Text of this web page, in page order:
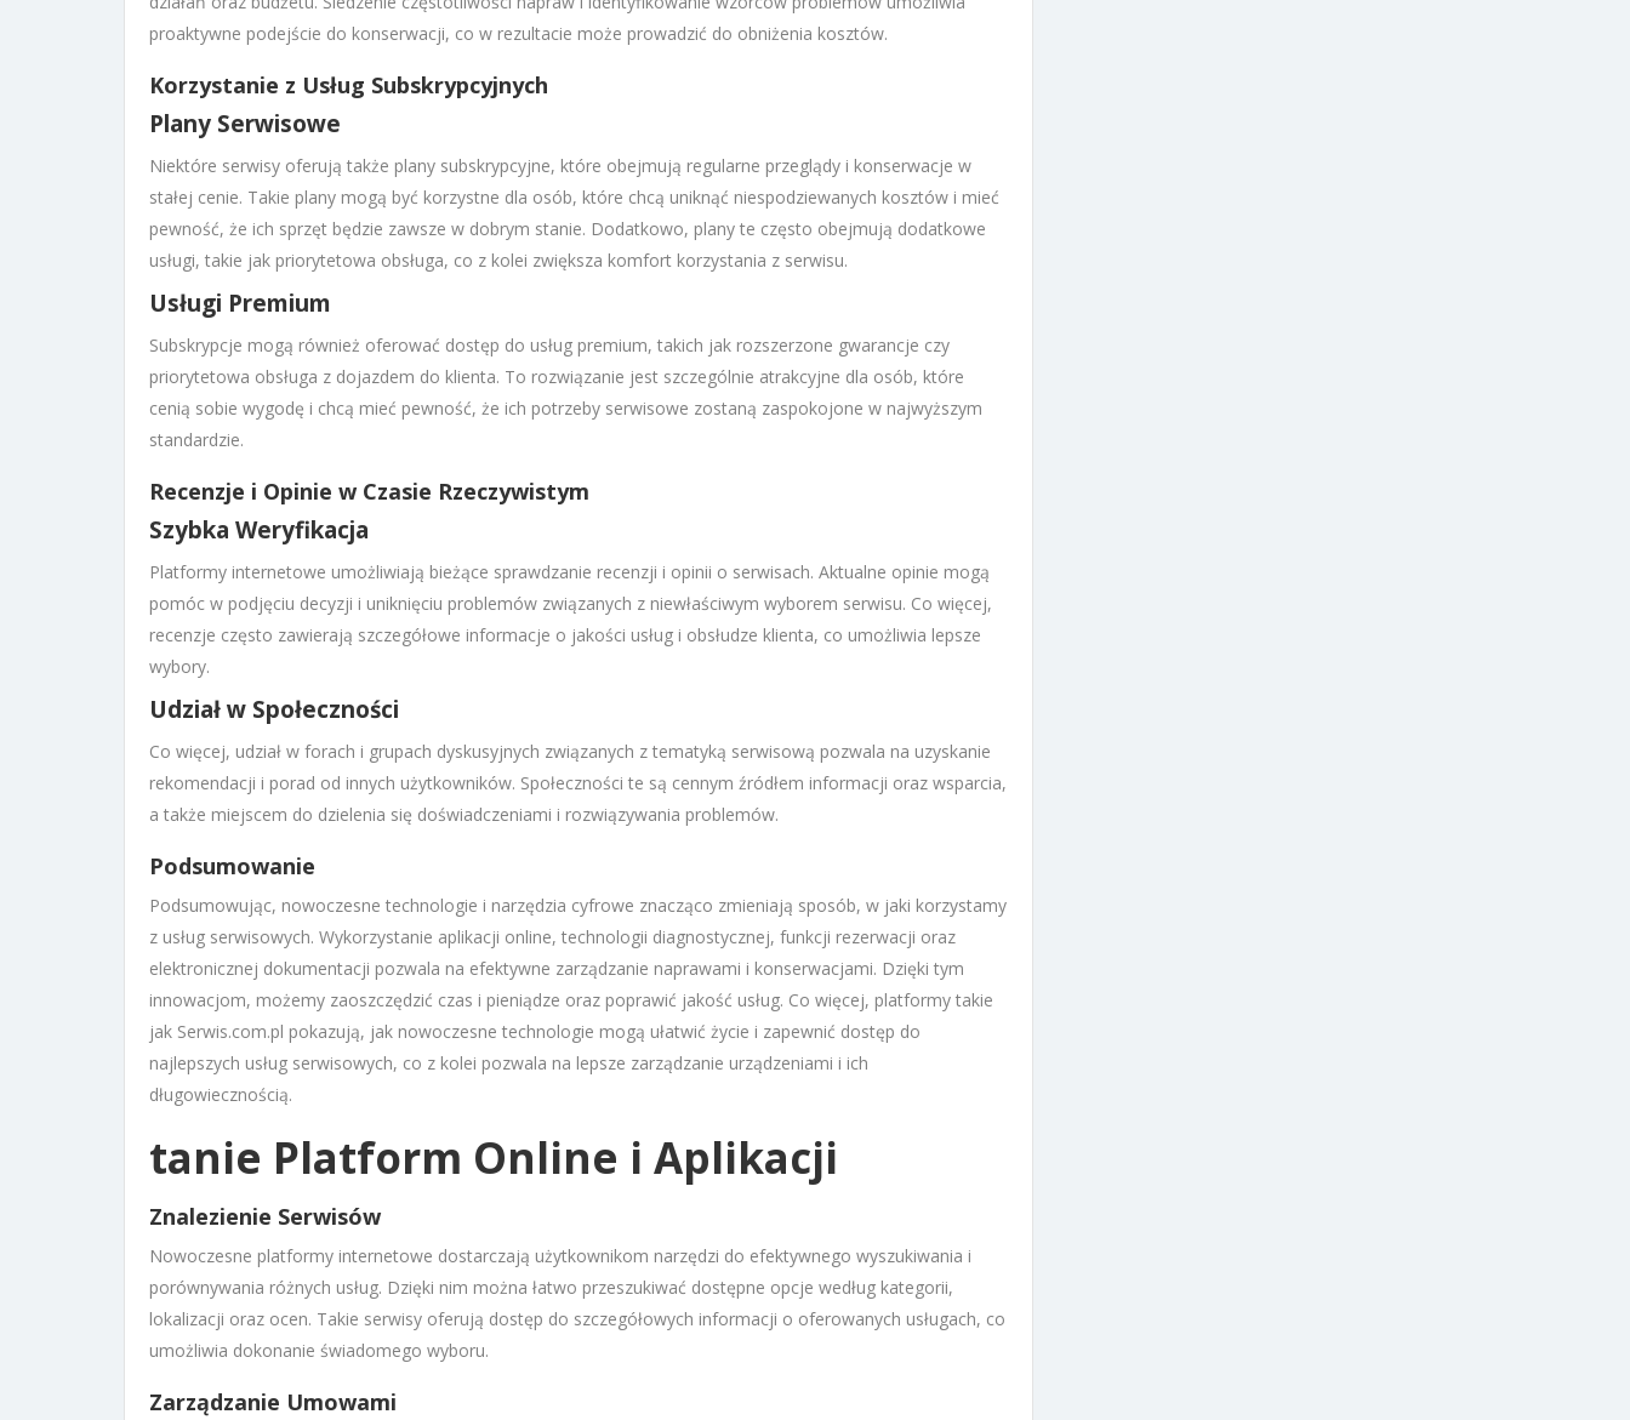
proaktywne podejście do konserwacji, co w rezultacie może prowadzić do obniżenia kosztów.
Korzystanie z Usług Subskrypcyjnych
Plany Serwisowe
Niektóre serwisy oferują także plany subskrypcyjne, które obejmują regularne przeglądy i konserwacje w
stałej cenie. Takie plany mogą być korzystne dla osób, które chcą uniknąć niespodziewanych kosztów i mieć
pewność, że ich sprzęt będzie zawsze w dobrym stanie. Dodatkowo, plany te często obejmują dodatkowe
usługi, takie jak priorytetowa obsługa, co z kolei zwiększa komfort korzystania z serwisu.
Usługi Premium
Subskrypcje mogą również oferować dostęp do usług premium, takich jak rozszerzone gwarancje czy
priorytetowa obsługa z dojazdem do klienta. To rozwiązanie jest szczególnie atrakcyjne dla osób, które
cenią sobie wygodę i chcą mieć pewność, że ich potrzeby serwisowe zostaną zaspokojone w najwyższym
standardzie.
Recenzje i Opinie w Czasie Rzeczywistym
Szybka Weryfikacja
Platformy internetowe umożliwiają bieżące sprawdzanie recenzji i opinii o serwisach. Aktualne opinie mogą
pomóc w podjęciu decyzji i uniknięciu problemów związanych z niewłaściwym wyborem serwisu. Co więcej,
recenzje często zawierają szczegółowe informacje o jakości usług i obsłudze klienta, co umożliwia lepsze
wybory.
Udział w Społeczności
Co więcej, udział w forach i grupach dyskusyjnych związanych z tematyką serwisową pozwala na uzyskanie
rekomendacji i porad od innych użytkowników. Społeczności te są cennym źródłem informacji oraz wsparcia,
a także miejscem do dzielenia się doświadczeniami i rozwiązywania problemów.
Podsumowanie
Podsumowując, nowoczesne technologie i narzędzia cyfrowe znacząco zmieniają sposób, w jaki korzystamy
z usług serwisowych. Wykorzystanie aplikacji online, technologii diagnostycznej, funkcji rezerwacji oraz
elektronicznej dokumentacji pozwala na efektywne zarządzanie naprawami i konserwacjami. Dzięki tym
innowacjom, możemy zaoszczędzić czas i pieniądze oraz poprawić jakość usług. Co więcej, platformy takie
jak Serwis.com.pl pokazują, jak nowoczesne technologie mogą ułatwić życie i zapewnić dostęp do
najlepszych usług serwisowych, co z kolei pozwala na lepsze zarządzanie urządzeniami i ich
długowiecznością.
tanie Platform Online i Aplikacji
Znalezienie Serwisów
Nowoczesne platformy internetowe dostarczają użytkownikom narzędzi do efektywnego wyszukiwania i
porównywania różnych usług. Dzięki nim można łatwo przeszukiwać dostępne opcje według kategorii,
lokalizacji oraz ocen. Takie serwisy oferują dostęp do szczegółowych informacji o oferowanych usługach, co
umożliwia dokonanie świadomego wyboru.
Zarządzanie Umowami